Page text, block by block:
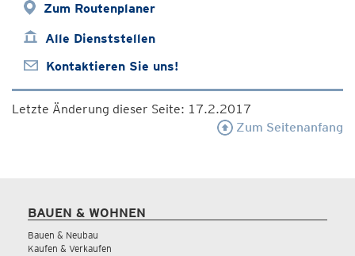
Zum Routenplaner
Alle Dienststellen
Kontaktieren Sie uns!
Letzte Änderung dieser Seite: 17.2.2017
Zum Seitenanfang
BAUEN & WOHNEN
Bauen & Neubau
Kaufen & Verkaufen